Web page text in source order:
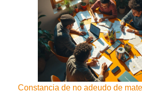
Constancia de no adeudo de